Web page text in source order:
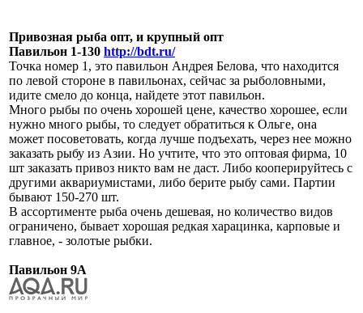
Привозная рыба опт, и крупный опт
Павильон 1-130 http://bdt.ru/
Точка номер 1, это павильон Андрея Белова, что находится
по левой стороне в павильонах, сейчас за рыболовными,
идите смело до конца, найдете этот павильон.
Много рыбы по очень хорошей цене, качество хорошее, если
нужно много рыбы, то следует обратиться к Ольге, она
может посоветовать, когда лучше подъехать, через нее можно
заказать рыбу из Азии. Но учтите, что это оптовая фирма, 10
шт заказать привоз никто вам не даст. Либо кооперируйтесь с
другими аквариумистами, либо берите рыбу сами. Партии
бывают 150-270 шт.
В ассортименте рыба очень дешевая, но количество видов
ограничено, бывает хорошая редкая харацинка, карповые и
главное, - золотые рыбки.
Павильон 9А